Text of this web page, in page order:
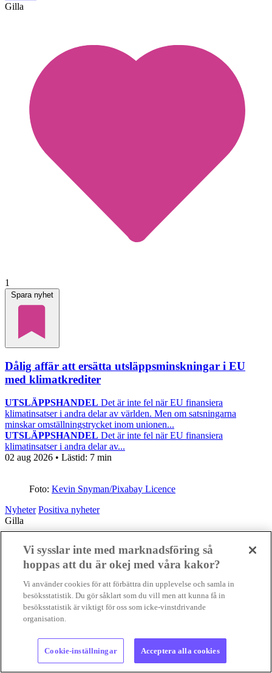
Gilla
1
Spara nyhet
Dålig affär att ersätta utsläppsminskningar i EU
med klimatkrediter
UTSLÄPPSHANDEL Det är inte fel när EU finansiera
klimatinsatser i andra delar av världen. Men om satsningarna
minskar omställningstrycket inom unionen...
UTSLÄPPSHANDEL Det är inte fel när EU finansiera
klimatinsatser i andra delar av...
02 aug 2026 • Lästid: 7 min
Foto: Kevin Snyman/Pixabay Licence
Nyheter Positiva nyheter
Gilla
Vi sysslar inte med marknadsföring så
hoppas att du är okej med våra kakor?
Vi använder cookies för att förbättra din upplevelse och samla in
besöksstatistik. Du gör såklart som du vill men att kunna få in
besöksstatistik är viktigt för oss som icke-vinstdrivande
organisation.
Cookie-inställningar Acceptera alla cookies